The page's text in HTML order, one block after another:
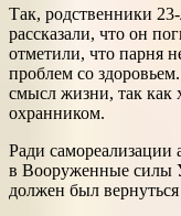
Так, родственники
рассказали, что он
отметили, что парня
проблем со
смысл жизни, так как
охранником.
Ради самореализации
в Вооруженные силы
должен был